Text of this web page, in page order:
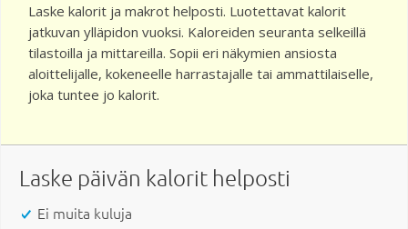
Laske kalorit ja makrot helposti. Luotettavat kalorit
jatkuvan ylläpidon vuoksi. Kaloreiden seuranta selkeillä
tilastoilla ja mittareilla. Sopii eri näkymien ansiosta
aloittelijalle, kokeneelle harrastajalle tai ammattilaiselle,
joka tuntee jo kalorit.
Laske päivän kalorit helposti
Ei muita kuluja